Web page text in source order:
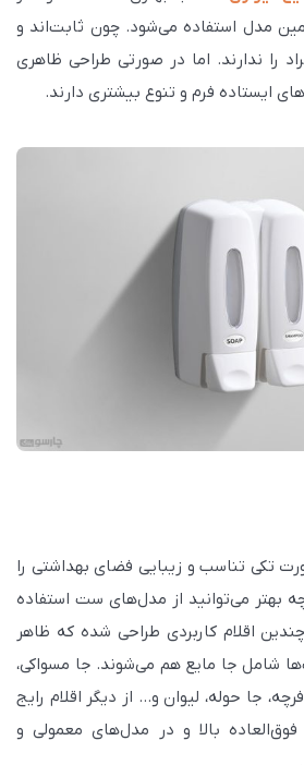
مدل استفاده می‌شود. چون ثابت‌اند و
را ندارند. اما در صورتی طراحی ظاهری
ایستاده فرم و تنوع بیشتری دارند.
تکی تناسب و زیبایی فضای بهداشتی را
بهتر می‌توانید از مدل‌های ست استفاده
چندین اقلام کاربردی طراحی شده که ظاهر
شامل جا مایع هم می‌شوند. جا مسواکی،
جا حوله، لیوان و… از دیگر اقلام رایج
بالا و در مدل‌های معمولی و